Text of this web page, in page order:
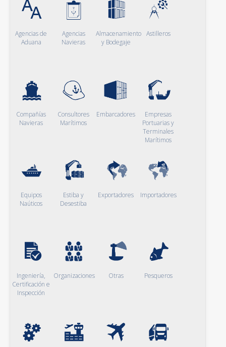
Agencias de
Aduana
Agencias
Navieras
Almacenamiento
y Bodegaje
Astilleros
Compañías
Navieras
Consultores
Marítimos
Embarcadores
Empresas
Portuarias y
Terminales
Marítimos
Equipos
Naúticos
Estiba y
Desestiba
Exportadores Importadores
Ingeniería,
Certificación e
Inspección
Organizaciones Otras Pesqueros